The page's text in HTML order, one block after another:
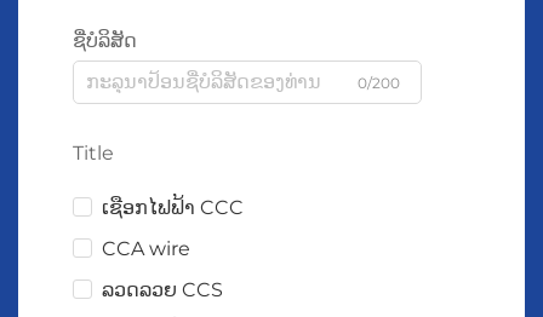
ຊື່ບໍລິສັດ
0/200
Title
ເຊືອກໄຟຟ້າ CCC
CCA wire
ລວດລວຍ CCS